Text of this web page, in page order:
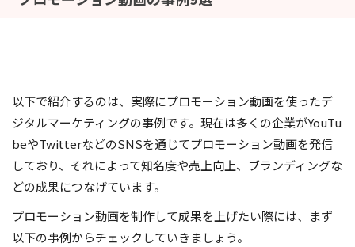
以下で紹介するのは、実際にプロモーション動画を使ったデ
ジタルマーケティングの事例です。現在は多くの企業がYouTu
beやTwitterなどのSNSを通じてプロモーション動画を発信
しており、それによって知名度や売上向上、ブランディングな
どの成果につなげています。
プロモーション動画を制作して成果を上げたい際には、まず
以下の事例からチェックしていきましょう。